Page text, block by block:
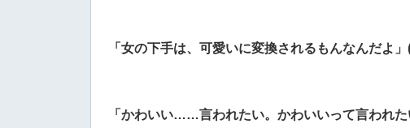
「女の下手は、可愛いに変換されるもんなんだよ
「かわいい……言われたい。かわいいって言われた